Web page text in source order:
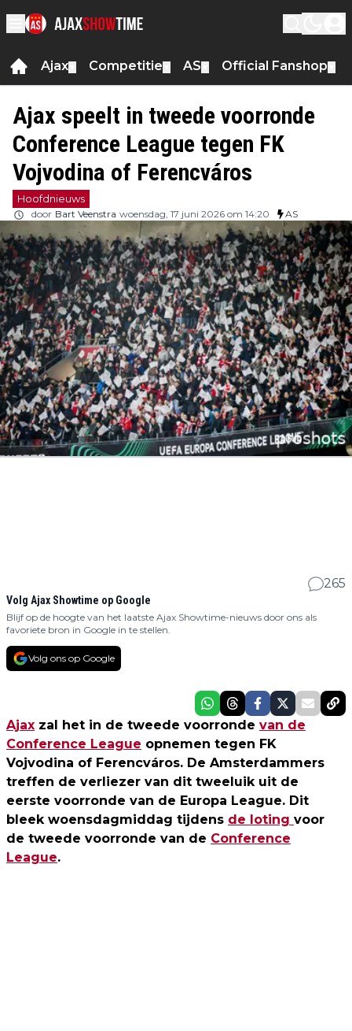
Ajax Competitie AS Official Fanshop
Ajax speelt in tweede voorronde
Conference League tegen FK
Vojvodina of Ferencváros
Hoofdnieuws
door Bart Veenstra woensdag, 17 juni 2026 om 14:20 AS
265
Volg Ajax Showtime op Google
Blijf op de hoogte van het laatste Ajax Showtime-nieuws door ons als
favoriete bron in Google in te stellen.
Volg ons op Google
Ajax zal het in de tweede voorronde van de
Conference League opnemen tegen FK
Vojvodina of Ferencváros. De Amsterdammers
treffen de verliezer van dit tweeluik uit de
eerste voorronde van de Europa League. Dit
bleek woensdagmiddag tijdens de loting voor
de tweede voorronde van de Conference
League.